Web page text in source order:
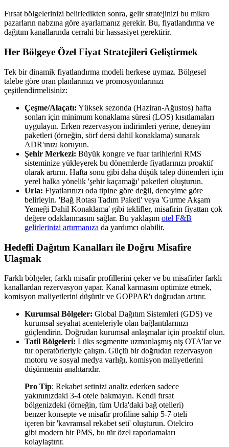
Fırsat bölgelerinizi belirledikten sonra, gelir stratejinizi bu mikro
pazarların nabzına göre ayarlamanız gerekir. Bu, fiyatlandırma ve
dağıtım kanallarında cerrahi bir hassasiyet gerektirir.
Her Bölgeye Özel Fiyat Stratejileri Geliştirmek
Tek bir dinamik fiyatlandırma modeli herkese uymaz. Bölgesel
talebe göre oran planlarınızı ve promosyonlarınızı
çeşitlendirmelisiniz:
Çeşme/Alaçatı: Yüksek sezonda (Haziran-Ağustos) hafta
sonları için minimum konaklama süresi (LOS) kısıtlamaları
uygulayın. Erken rezervasyon indirimleri yerine, deneyim
paketleri (örneğin, sörf dersi dahil konaklama) sunarak
ADR'ınızı koruyun.
Şehir Merkezi: Büyük kongre ve fuar tarihlerini RMS
sisteminize yükleyerek bu dönemlerde fiyatlarınızı proaktif
olarak artırın. Hafta sonu gibi daha düşük talep dönemleri için
yerel halka yönelik 'şehir kaçamağı' paketleri oluşturun.
Urla: Fiyatlarınızı oda tipine göre değil, deneyime göre
belirleyin. 'Bağ Rotası Tadım Paketi' veya 'Gurme Akşam
Yemeği Dahil Konaklama' gibi teklifler, misafirin fiyattan çok
değere odaklanmasını sağlar. Bu yaklaşım otel F&B
gelirlerinizi artırmanıza da yardımcı olabilir.
Hedefli Dağıtım Kanalları ile Doğru Misafire
Ulaşmak
Farklı bölgeler, farklı misafir profillerini çeker ve bu misafirler farklı
kanallardan rezervasyon yapar. Kanal karmasını optimize etmek,
komisyon maliyetlerini düşürür ve GOPPAR'ı doğrudan artırır.
Kurumsal Bölgeler: Global Dağıtım Sistemleri (GDS) ve
kurumsal seyahat acenteleriyle olan bağlantılarınızı
güçlendirin. Doğrudan kurumsal anlaşmalar için proaktif olun.
Tatil Bölgeleri: Lüks segmentte uzmanlaşmış niş OTA'lar ve
tur operatörleriyle çalışın. Güçlü bir doğrudan rezervasyon
motoru ve sosyal medya varlığı, komisyon maliyetlerini
düşürmenin anahtarıdır.
Pro Tip: Rekabet setinizi analiz ederken sadece
yakınınızdaki 3-4 otele bakmayın. Kendi fırsat
bölgenizdeki (örneğin, tüm Urla'daki bağ otelleri)
benzer konsepte ve misafir profiline sahip 5-7 oteli
içeren bir 'kavramsal rekabet seti' oluşturun. Otelciro
gibi modern bir PMS, bu tür özel raporlamaları
kolaylaştırır.